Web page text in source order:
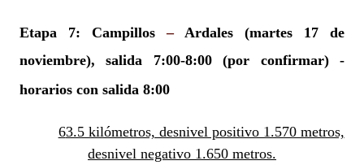
Etapa 7: Campillos– Ardales (martes 17 de
noviembre), salida 7:00-8:00 (por confirmar) -
horarios con salida 8:00
63.5 kilómetros, desnivel positivo 1.570 metros,
desnivel negativo 1.650 metros.